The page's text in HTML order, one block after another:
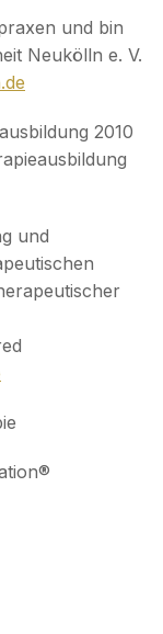
und bin
Neukölln e. V.
2010
und